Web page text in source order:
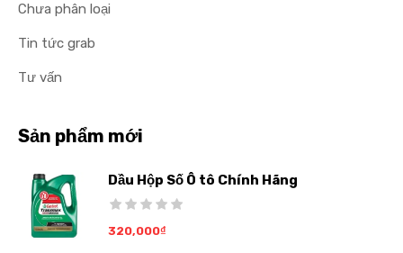
Chưa phân loại
Tin tức grab
Tư vấn
Sản phẩm mới
Dầu Hộp Số Ô tô Chính Hãng
320,000₫